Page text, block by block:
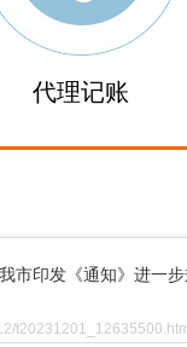
代理记账
我市印发《通知》进一